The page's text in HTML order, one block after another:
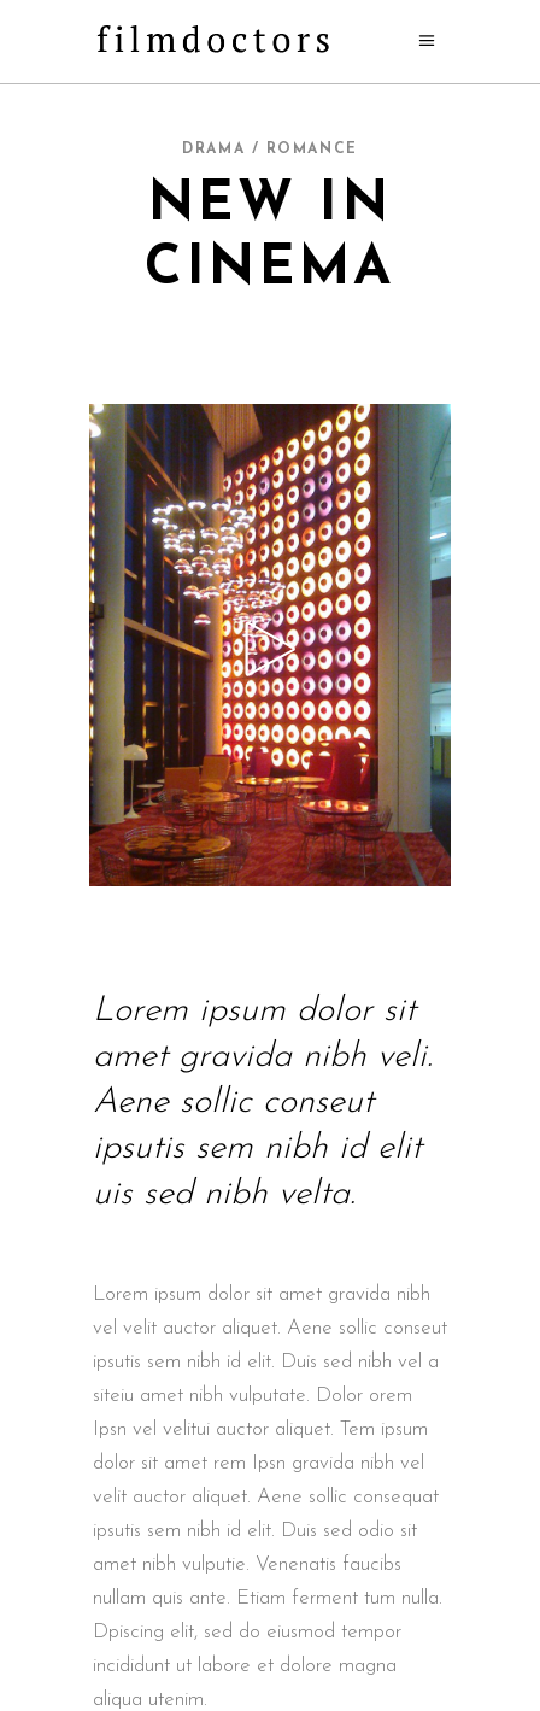
DRAMA / ROMANCE
NEW IN
CINEMA
Lorem ipsum dolor sit
amet gravida nibh veli.
Aene sollic conseut
ipsutis sem nibh id elit
uis sed nibh velta.
Lorem ipsum dolor sit amet gravida nibh
vel velit auctor aliquet. Aene sollic conseut
ipsutis sem nibh id elit. Duis sed nibh vel a
siteiu amet nibh vulputate. Dolor orem
Ipsn vel velitui auctor aliquet. Tem ipsum
dolor sit amet rem Ipsn gravida nibh vel
velit auctor aliquet. Aene sollic consequat
ipsutis sem nibh id elit. Duis sed odio sit
amet nibh vulputie. Venenatis faucibs
nullam quis ante. Etiam ferment tum nulla.
Dpiscing elit, sed do eiusmod tempor
incididunt ut labore et dolore magna
aliqua utenim.